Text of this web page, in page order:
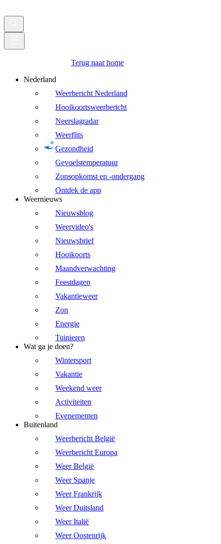
Terug naar home
Nederland
Weerbericht Nederland
Hooikoortsweerbericht
Neerslagradar
Weerflits
Gezondheid
Gevoelstemperatuur
Zonsopkomst en -ondergang
Ontdek de app
Weernieuws
Nieuwsblog
Weervideo's
Nieuwsbrief
Hooikoorts
Maandverwachting
Feestdagen
Vakantieweer
Zon
Energie
Tuinieren
Wat ga je doen?
Wintersport
Vakantie
Weekend weer
Activiteiten
Evenementen
Buitenland
Weerbericht België
Weerbericht Europa
Weer België
Weer Spanje
Weer Frankrijk
Weer Duitsland
Weer Italië
Weer Oostenrijk